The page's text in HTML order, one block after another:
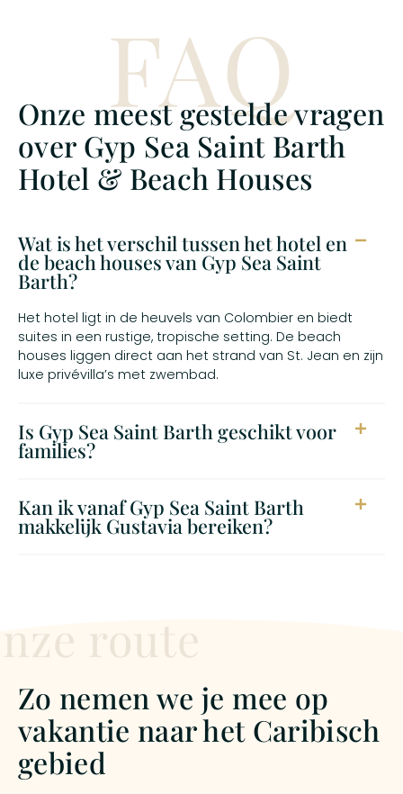
Onze meest gestelde vragen
over Gyp Sea Saint Barth
Hotel & Beach Houses
FAQ
Wat is het verschil tussen het hotel en
de beach houses van Gyp Sea Saint
Barth?
Het hotel ligt in de heuvels van Colombier en biedt
suites in een rustige, tropische setting. De beach
houses liggen direct aan het strand van St. Jean en zijn
luxe privévilla’s met zwembad.
Is Gyp Sea Saint Barth geschikt voor
families?
Kan ik vanaf Gyp Sea Saint Barth
makkelijk Gustavia bereiken?
route
Zo nemen we je mee op
vakantie naar het Caribisch
gebied